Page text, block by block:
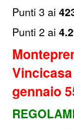
Punti 3 ai
Punti 2 ai
gennaio